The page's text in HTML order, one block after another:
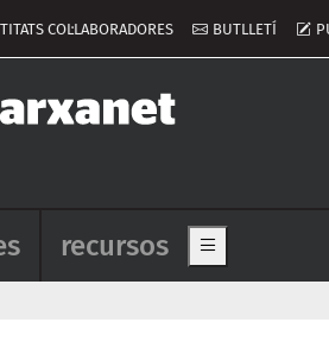
COL·LABORADORES BUTLLETÍ
principal de
recursos Show main